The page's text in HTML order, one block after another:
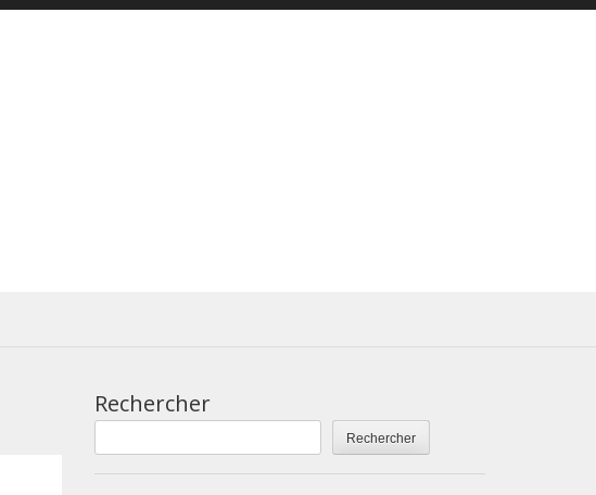
Rechercher
Rechercher